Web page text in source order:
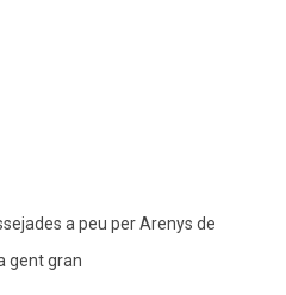
a peu per Arenys de
gent gran